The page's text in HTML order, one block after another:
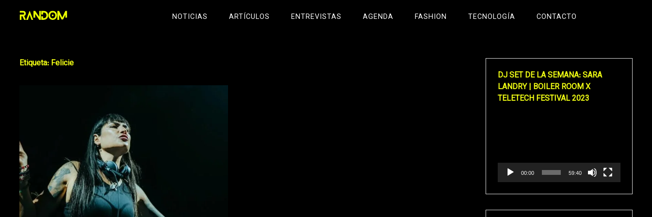
NOTICIAS ARTÍCULOS ENTREVISTAS AGENDA FASHION TECNOLOGÍA CONTACTO
Etiqueta: Felicie
DJ SET DE LA SEMANA: SARA
LANDRY | BOILER ROOM X
TELETECH FESTIVAL 2023
00:00 59:40